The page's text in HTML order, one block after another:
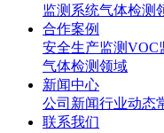
监测系统气体检测
合作案例
安全生产监测VOC
气体检测领域
新闻中心
公司新闻行业动态
联系我们